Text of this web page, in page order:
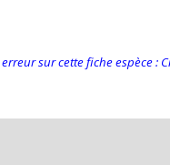
sur cette fiche espèce :